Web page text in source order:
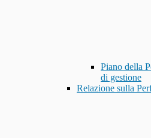
Piano della
di gestione
Relazione sulla